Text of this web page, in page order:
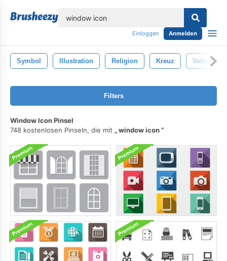
Einloggen Anmelden
Symbol Illustration Religion Kreuz Vektor
Filters
Window Icon Pinsel
748 kostenlosen Pinseln, die mit
window icon